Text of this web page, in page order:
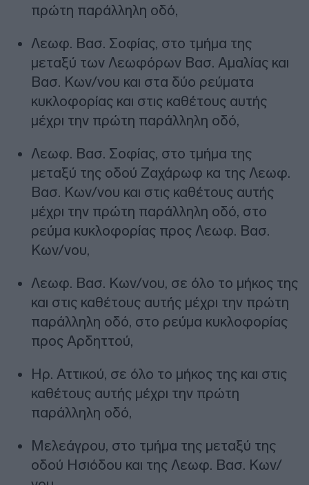
πρώτη παράλληλη οδό,
Λεωφ. Βασ. Σοφίας, στο τμήμα της
μεταξύ των Λεωφόρων Βασ. Αμαλίας και
Βασ. Κων/νου και στα δύο ρεύματα
κυκλοφορίας και στις καθέτους αυτής
μέχρι την πρώτη παράλληλη οδό,
Λεωφ. Βασ. Σοφίας, στο τμήμα της
μεταξύ της οδού Ζαχάρωφ κα της Λεωφ.
Βασ. Κων/νου και στις καθέτους αυτής
μέχρι την πρώτη παράλληλη οδό, στο
ρεύμα κυκλοφορίας προς Λεωφ. Βασ.
Κων/νου,
Λεωφ. Βασ. Κων/νου, σε όλο το μήκος της
και στις καθέτους αυτής μέχρι την πρώτη
παράλληλη οδό, στο ρεύμα κυκλοφορίας
προς Αρδηττού,
Ηρ. Αττικού, σε όλο το μήκος της και στις
καθέτους αυτής μέχρι την πρώτη
παράλληλη οδό,
Μελεάγρου, στο τμήμα της μεταξύ της
οδού Ησιόδου και της Λεωφ. Βασ. Κων/